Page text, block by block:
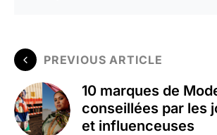
PREVIOUS ARTICLE
10 marques de
conseillées par les
et influenceuses